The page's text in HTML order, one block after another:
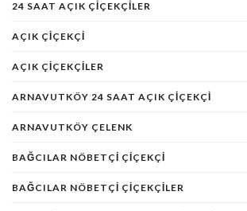
24 SAAT AÇIK ÇIÇEKÇILER
AÇIK ÇIÇEKÇI
AÇIK ÇIÇEKÇILER
ARNAVUTKÖY 24 SAAT AÇIK ÇIÇEKÇI
ARNAVUTKÖY ÇELENK
BAĞCILAR NÖBETÇI ÇIÇEKÇI
BAĞCILAR NÖBETÇI ÇIÇEKÇILER